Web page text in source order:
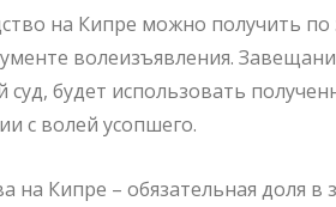
на Кипре можно получить
волеизъявления.
суд, будет использовать
с волей усопшего.
на Кипре – обязательная доля